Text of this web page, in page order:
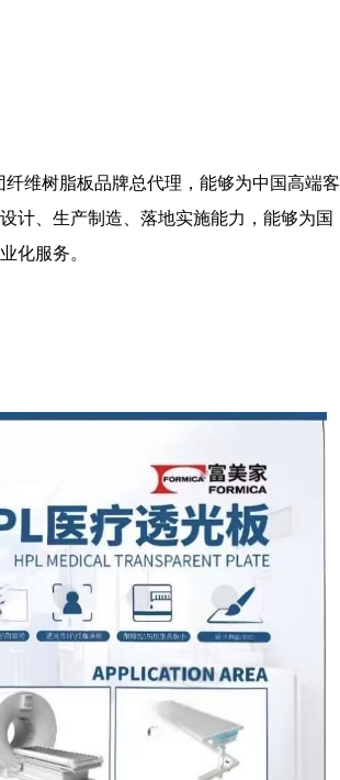
维树脂板品牌总代理，能够为中国高端客
计、生产制造、落地实施能力，能够为国
化服务。